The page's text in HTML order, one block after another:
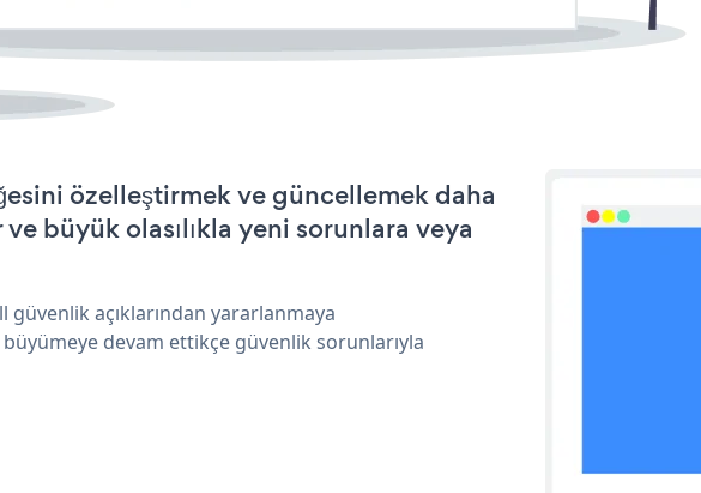
özelleştirmek ve güncellemek daha
büyük olasılıkla yeni sorunlara veya
güvenlik açıklarından yararlanmaya
devam ettikçe güvenlik sorunlarıyla